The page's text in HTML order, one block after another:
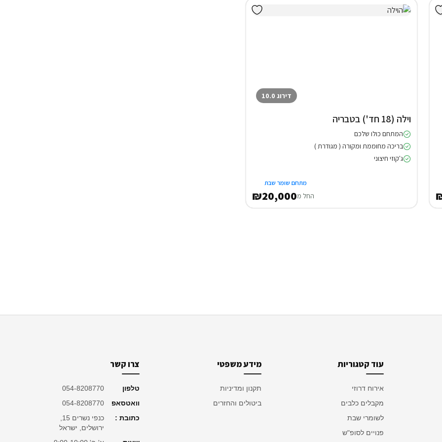
דירוג 10.0
וילה (18 חד') בטבריה
המתחם כולו שלכם
בריכה מחוממת ומקורה ( מגודרת )
ג'קוזי חיצוני
מתחם שומר שבת
החל מ₪20,000
עוד קטגוריות
אירוח דרוזי
מקבלים כלבים
לשומרי שבת
פנויים לסופ"ש
מידע משפטי
תקנון ומדיניות
ביטולים והחזרים
צרו קשר
טלפון
054-8208770
וואטסאפ
054-8208770
כתובת :
ירושלים, ישראל